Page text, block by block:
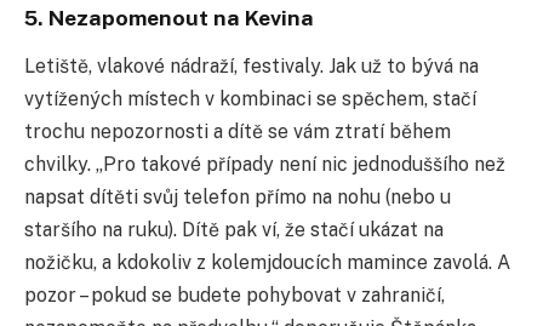
5. Nezapomenout na Kevina
Letiště, vlakové nádraží, festivaly. Jak už to bývá na
vytížených místech v kombinaci se spěchem, stačí
trochu nepozornosti a dítě se vám ztratí během
chvilky. „Pro takové případy není nic jednoduššího než
napsat dítěti svůj telefon přímo na nohu (nebo u
staršího na ruku). Dítě pak ví, že stačí ukázat na
nožičku, a kdokoliv z kolemjdoucích mamince zavolá. A
pozor – pokud se budete pohybovat v zahraničí,